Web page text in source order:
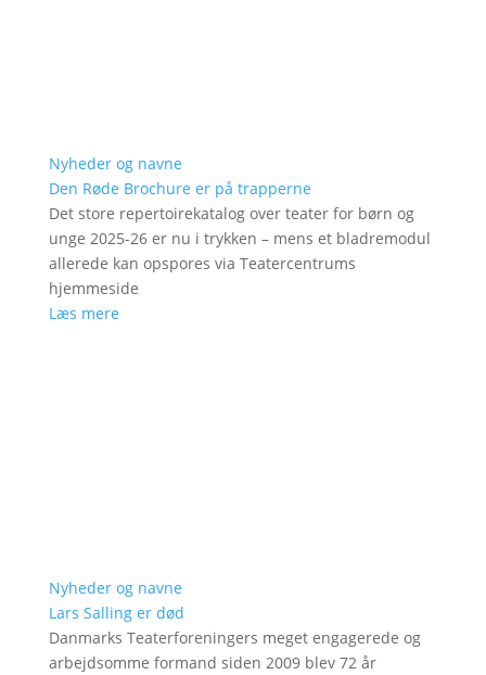
Nyheder og navne
Den Røde Brochure er på trapperne
Det store repertoirekatalog over teater for børn og
unge 2025-26 er nu i trykken – mens et bladremodul
allerede kan opspores via Teatercentrums
hjemmeside
Læs mere
Nyheder og navne
Lars Salling er død
Danmarks Teaterforeningers meget engagerede og
arbejdsomme formand siden 2009 blev 72 år